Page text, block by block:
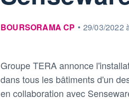
information fournie par
BOURSORAMA CP • 29/03/2022
Groupe TERA annonce
dans tous les bâtiments d'un
en collaboration avec